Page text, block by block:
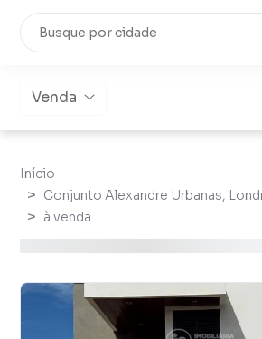
Venda
Início
Conjunto Alexandre Urbanas,
à venda